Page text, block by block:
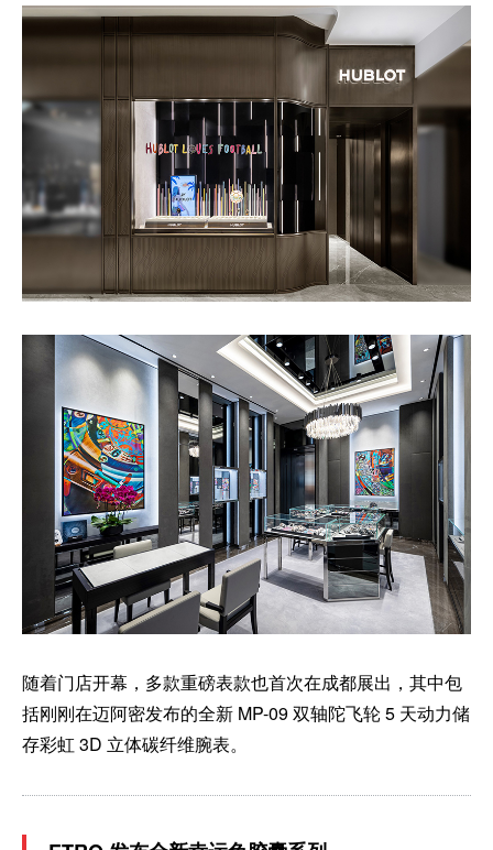
随着门店开幕，多款重磅表款也首次在成都展出，其中包
括刚刚在迈阿密发布的全新 MP-09 双轴陀飞轮 5 天动力储
存彩虹 3D 立体碳纤维腕表。